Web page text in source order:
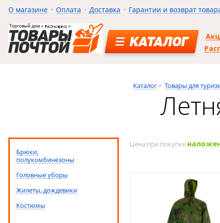
О магазине Оплата Доставка Гарантии и возврат
КАТАЛОГ
Каталог Товары для
Брюки,
полукомбинезоны
Головные уборы
Жилеты, дождевики
Костюмы
Цена при покупке